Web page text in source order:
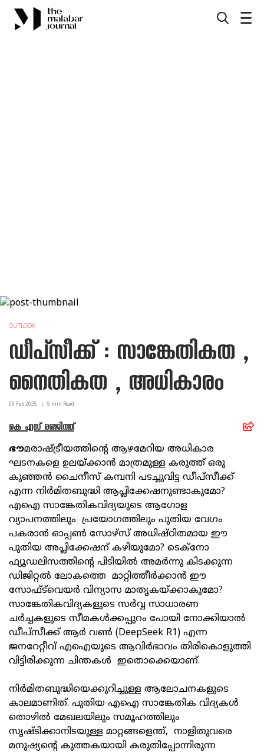
OUTLOOK
ഡീപ്‌സീക്ക് : സാങ്കേതികത ,
നൈതികത , അധികാരം
05 Feb 2025 5 min Read
കെ എസ് രഞ്ജിത്ത്
ഭൗമരാഷ്ട്രീയത്തിന്റെ ആഴമേറിയ അധികാര
ഘടനകളെ ഉലയ്ക്കാൻ മാത്രമുള്ള കരുത്ത് ഒരു
കുഞ്ഞൻ ചൈനീസ് കമ്പനി പടച്ചുവിട്ട ഡീപ്‌സീക്ക്
എന്ന നിർമിതബുദ്ധി ആപ്ലിക്കേഷനുണ്ടാകുമോ?
എഐ സാങ്കേതികവിദ്യയുടെ ആഗോള
വ്യാപനത്തിലും പ്രയോഗത്തിലും പുതിയ വേഗം
പകരാൻ ഓപ്പൺ സോഴ്സ് അധിഷ്ഠിതമായ ഈ
പുതിയ അപ്ലിക്കേഷന് കഴിയുമോ? ടെക്നോ
ഫ്യൂഡലിസത്തിന്റെ പിടിയിൽ അമർന്നു കിടക്കുന്ന
ഡിജിറ്റൽ ലോകത്തെ മാറ്റിത്തീർക്കാൻ ഈ
സോഫ്ട്‍വെയർ വിന്യാസ മാതൃകയ്ക്കാകുമോ?
സാങ്കേതികവിദ്യകളുടെ സർവ്വ സാധാരണ
ചർച്ചകളുടെ സീമകൾക്കപ്പുറം പോയി നോക്കിയാൽ
ഡീപ്‌സീക്ക് ആർ വൺ (DeepSeek R1) എന്ന
ജനറേറ്റീവ് എഐയുടെ ആവിർഭാവം തിരികൊളുത്തി
വിട്ടിരിക്കുന്ന ചിന്തകൾ ഇതൊക്കെയാണ്.
നിർമിതബുദ്ധിയെക്കുറിച്ചുള്ള ആലോചനകളുടെ
കാലമാണിത്. പുതിയ എഐ സാങ്കേതിക വിദ്യകൾ
തൊഴിൽ മേഖലയിലും സമൂഹത്തിലും
സൃഷ്ടിക്കാനിടയുള്ള മാറ്റങ്ങളെന്ത്, നാളിതുവരെ
മനുഷ്യന്റെ കുത്തകയായി കരുതിപ്പോന്നിരുന്ന